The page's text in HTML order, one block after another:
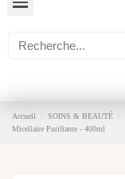
Accueil SOINS & BEAUTÉ
Micellaire Purifiante - 400ml